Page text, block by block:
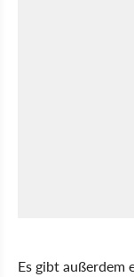
Es gibt außerdem